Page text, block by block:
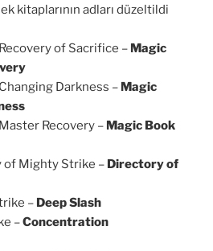
kitaplarının adları düzeltildi
of Sacrifice – Magic
Darkness – Magic
Recovery – Magic Book
of Mighty Strike – Directory of
– Deep Slash
–Concentration